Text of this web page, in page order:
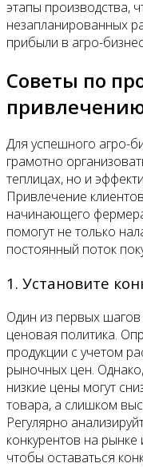
этапы производства,
незапланированных
прибыли в агро-
Советы по
Для успешного агро-
грамотно
теплицах, но и
Привлечение
начинающего
помогут не только
постоянный поток
1. Установите
Один из первых
ценовая политика.
продукции с учетом
рыночных цен.
низкие цены могут
товара, а слишком
Регулярно
конкурентов на
чтобы оставаться